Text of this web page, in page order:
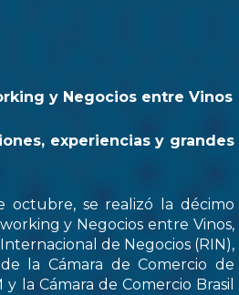
y Negocios entre Vinos
experiencias y grandes
octubre, se realizó la décimo
y Negocios entre Vinos,
de Negocios (RIN),
la Cámara de Comercio de
y la Cámara de Comercio Brasil